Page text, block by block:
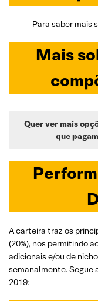
Para saber mais
Mais
Quer ver mais
que
A carteira traz os
(20%), nos permitindo
adicionais e/ou de
semanalmente. Segue
2019: